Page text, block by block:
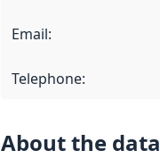
Email:
Telephone:
About the data